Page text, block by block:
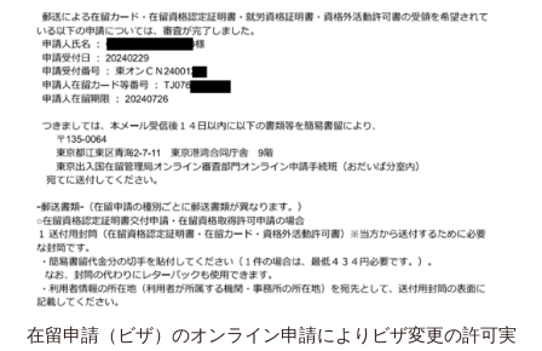
在留申請（ビザ）のオンライン申請によりビザ変更の許可実